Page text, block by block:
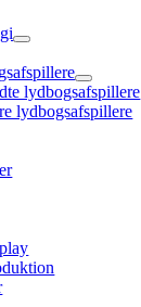
lydbogsafspillere
lydbogsafspillere